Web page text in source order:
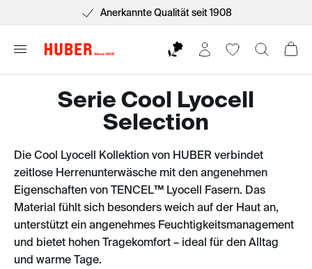
Anerkannte Qualität seit 1908
Serie Cool Lyocell
Selection
Die Cool Lyocell Kollektion von HUBER verbindet
zeitlose Herrenunterwäsche mit den angenehmen
Eigenschaften von TENCEL™ Lyocell Fasern. Das
Material fühlt sich besonders weich auf der Haut an,
unterstützt ein angenehmes Feuchtigkeitsmanagement
und bietet hohen Tragekomfort – ideal für den Alltag
und warme Tage.